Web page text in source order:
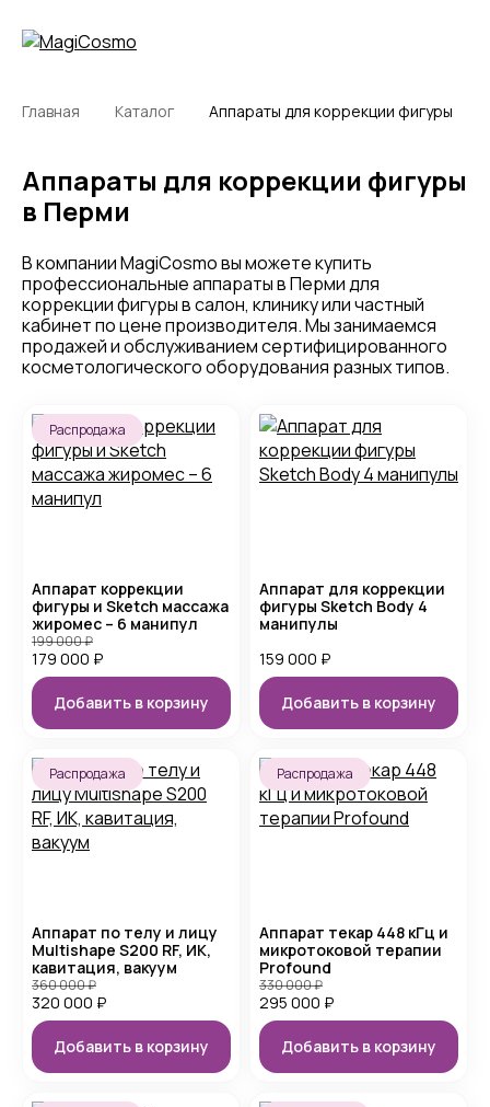
Главная Каталог Аппараты для коррекции фигуры
Аппараты для коррекции фигуры
в Перми
В компании MagiCosmo вы можете купить
профессиональные аппараты в Перми для
коррекции фигуры в салон, клинику или частный
кабинет по цене производителя. Мы занимаемся
продажей и обслуживанием сертифицированного
косметологического оборудования разных типов.
Распродажа
Аппарат коррекции
фигуры и Sketch массажа
жиромес – 6 манипул
179 000 ₽
199 000₽
Добавить в корзину
Аппарат для коррекции
фигуры Sketch Body 4
манипулы
159 000 ₽
Добавить в корзину
Распродажа
Аппарат по телу и лицу
Multishape S200 RF, ИК,
кавитация, вакуум
320 000 ₽
360 000₽
Добавить в корзину
Распродажа
Аппарат текар 448 кГц и
микротоковой терапии
Profound
295 000 ₽
330 000₽
Добавить в корзину